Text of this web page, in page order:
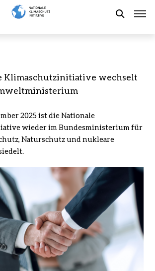
Klimaschutzinitiative wechselt
2025 ist die Nationale
wieder im Bundesministerium für
Naturschutz und nukleare